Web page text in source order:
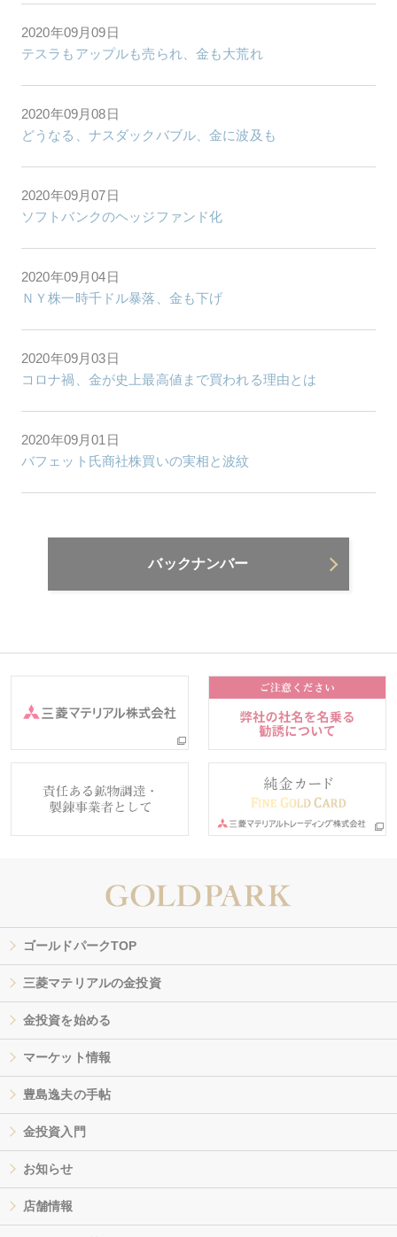
2020年09月09日
テスラもアップルも売られ、金も大荒れ
2020年09月08日
どうなる、ナスダックバブル、金に波及も
2020年09月07日
ソフトバンクのヘッジファンド化
2020年09月04日
ＮＹ株一時千ドル暴落、金も下げ
2020年09月03日
コロナ禍、金が史上最高値まで買われる理由とは
2020年09月01日
バフェット氏商社株買いの実相と波紋
バックナンバー
ゴールドパークTOP
三菱マテリアルの金投資
金投資を始める
マーケット情報
豊島逸夫の手帖
金投資入門
お知らせ
店舗情報